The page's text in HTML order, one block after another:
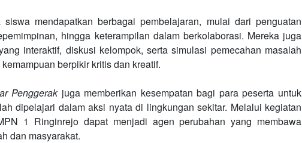
mendapatkan berbagai pembelajaran, mulai dari penguatan
hingga keterampilan dalam berkolaborasi. Mereka juga
interaktif, diskusi kelompok, serta simulasi pemecahan masalah
berpikir kritis dan kreatif.
Penggerakjuga memberikan kesempatan bagi para peserta untuk
dipelajari dalam aksi nyata di lingkungan sekitar. Melalui kegiatan
1 Ringinrejo dapat menjadi agen perubahan yang membawa
dan masyarakat.